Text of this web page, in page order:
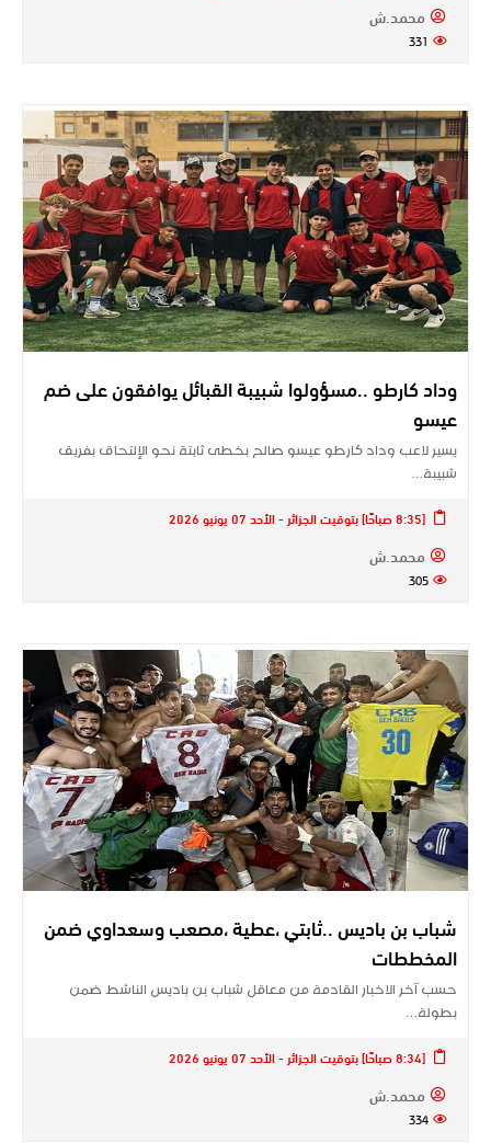
محمد.ش
331
وداد كارطو ..مسؤولوا شبيبة القبائل يوافقون على ضم
عيسو
يسير لاعب وداد كارطو عيسو صالح بخطى ثابتة نحو الإلتحاق بفريق
شبيبة…
[8:35 صباحًا] بتوقيت الجزائر - الأحد 07 يونيو 2026
محمد.ش
305
شباب بن باديس ..ثابتي ،عطية ،مصعب وسعداوي ضمن
المخططات
حسب آخر الاخبار القادمة من معاقل شباب بن باديس الناشط ضمن
بطولة…
[8:34 صباحًا] بتوقيت الجزائر - الأحد 07 يونيو 2026
محمد.ش
334